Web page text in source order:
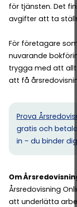
för tjänsten. Det
avgifter att ta
För företagare
nuvarande
trygga med att
att få
Prova
gratis och
in – du binder
Om
Årsredovisning
att underlätta